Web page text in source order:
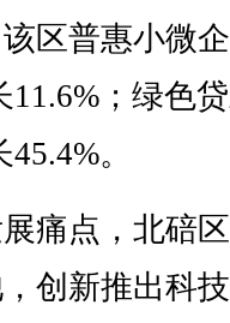
区普惠小微
11.6%；绿色
。
点，北碚区
创新推出科